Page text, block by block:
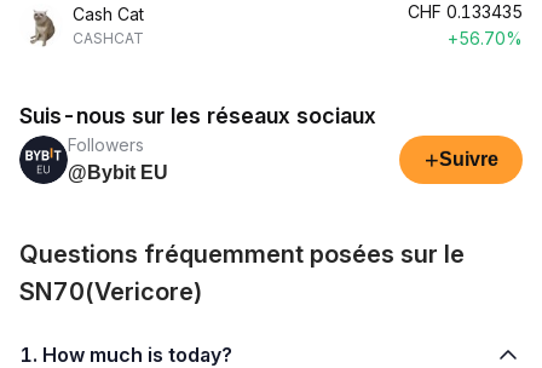
Cash Cat
CASHCAT
CHF 0.133435
+56.70%
Suis-nous sur les réseaux sociaux
Followers
@Bybit EU
+Suivre
Questions fréquemment posées sur le
SN70(Vericore)
1. How much is today?